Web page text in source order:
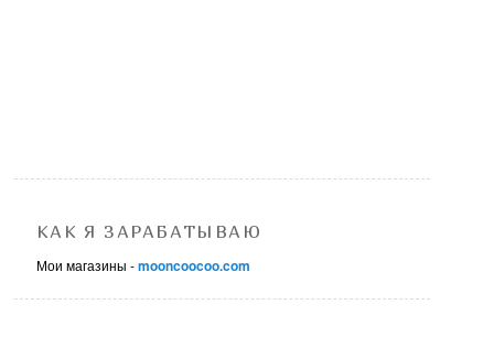
КАК Я ЗАРАБАТЫВАЮ
Мои магазины -mooncoocoo.com